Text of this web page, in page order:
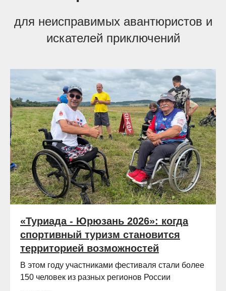
для неисправимых авантюристов и
искателей приключений
«Туриада - Юрюзань 2026»: когда
спортивный туризм становится
территорией возможностей
В этом году участниками фестиваля стали более
150 человек из разных регионов России